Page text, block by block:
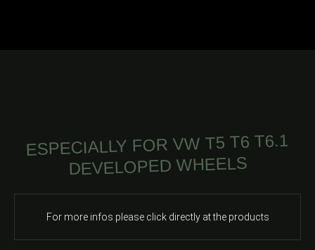
ESPECIALLY FOR VW T5 T6 T6.1
DEVELOPED WHEELS
For more infos please click directly at the products-blk-thumb